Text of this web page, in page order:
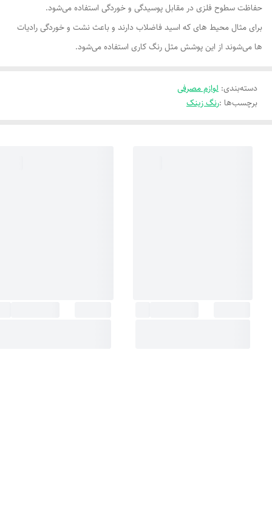
حفاظت سطوح فلزی در مقابل پوسیدگی و خوردگی استفاده می‌شود.
برای مثال محیط های که اسید فاضلاب دارند و باعث نشت و خوردگی رادیات
ها می‌شوند از این پوشش‌ مثل رنگ کاری استفاده می‌شود.
دسته‌بندی: لوازم مصرفی
برچسب‌ها :رنگ زینک